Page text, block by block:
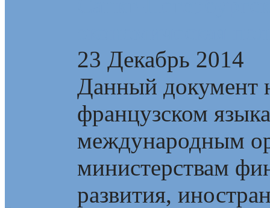
23 Декабрь 2014
Данный документ
французском
международным
министерствам
развития,